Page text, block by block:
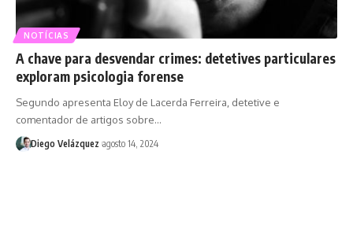
NOTÍCIAS
A chave para desvendar crimes: detetives particulares
exploram psicologia forense
Segundo apresenta Eloy de Lacerda Ferreira, detetive e
comentador de artigos sobre…
Diego Velázquez agosto 14, 2024